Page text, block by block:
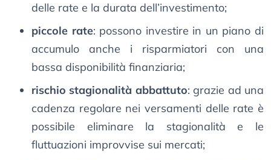
delle rate e la durata dell’investimento;
piccole rate: possono investire in un piano di
accumulo anche i risparmiatori con una
bassa disponibilità finanziaria;
rischio stagionalità abbattuto: grazie ad una
cadenza regolare nei versamenti delle rate è
possibile eliminare la stagionalità e le
fluttuazioni improvvise sui mercati;